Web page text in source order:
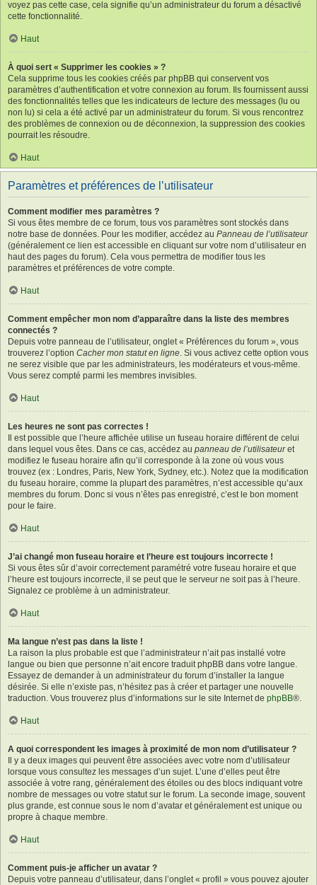
voyez pas cette case, cela signifie qu’un administrateur du forum a désactivé
cette fonctionnalité.
Haut
À quoi sert « Supprimer les cookies » ?
Cela supprime tous les cookies créés par phpBB qui conservent vos
paramètres d’authentification et votre connexion au forum. Ils fournissent aussi
des fonctionnalités telles que les indicateurs de lecture des messages (lu ou
non lu) si cela a été activé par un administrateur du forum. Si vous rencontrez
des problèmes de connexion ou de déconnexion, la suppression des cookies
pourrait les résoudre.
Haut
Paramètres et préférences de l’utilisateur
Comment modifier mes paramètres ?
Si vous êtes membre de ce forum, tous vos paramètres sont stockés dans
notre base de données. Pour les modifier, accédez au Panneau de l’utilisateur
(généralement ce lien est accessible en cliquant sur votre nom d’utilisateur en
haut des pages du forum). Cela vous permettra de modifier tous les
paramètres et préférences de votre compte.
Haut
Comment empêcher mon nom d’apparaître dans la liste des membres
connectés ?
Depuis votre panneau de l’utilisateur, onglet « Préférences du forum », vous
trouverez l’option Cacher mon statut en ligne. Si vous activez cette option vous
ne serez visible que par les administrateurs, les modérateurs et vous-même.
Vous serez compté parmi les membres invisibles.
Haut
Les heures ne sont pas correctes !
Il est possible que l’heure affichée utilise un fuseau horaire différent de celui
dans lequel vous êtes. Dans ce cas, accédez au panneau de l’utilisateuret
modifiez le fuseau horaire afin qu’il corresponde à la zone où vous vous
trouvez (ex : Londres, Paris, New York, Sydney, etc.). Notez que la modification
du fuseau horaire, comme la plupart des paramètres, n’est accessible qu’aux
membres du forum. Donc si vous n’êtes pas enregistré, c’est le bon moment
pour le faire.
Haut
J’ai changé mon fuseau horaire et l’heure est toujours incorrecte !
Si vous êtes sûr d’avoir correctement paramétré votre fuseau horaire et que
l’heure est toujours incorrecte, il se peut que le serveur ne soit pas à l’heure.
Signalez ce problème à un administrateur.
Haut
Ma langue n’est pas dans la liste !
La raison la plus probable est que l’administrateur n’ait pas installé votre
langue ou bien que personne n’ait encore traduit phpBB dans votre langue.
Essayez de demander à un administrateur du forum d’installer la langue
désirée. Si elle n’existe pas, n’hésitez pas à créer et partager une nouvelle
traduction. Vous trouverez plus d’informations sur le site Internet de phpBB®.
Haut
A quoi correspondent les images à proximité de mon nom d’utilisateur ?
Il y a deux images qui peuvent être associées avec votre nom d’utilisateur
lorsque vous consultez les messages d’un sujet. L’une d’elles peut être
associée à votre rang, généralement des étoiles ou des blocs indiquant votre
nombre de messages ou votre statut sur le forum. La seconde image, souvent
plus grande, est connue sous le nom d’avatar et généralement est unique ou
propre à chaque membre.
Haut
Comment puis-je afficher un avatar ?
Depuis votre panneau d’utilisateur, dans l’onglet « profil » vous pouvez ajouter